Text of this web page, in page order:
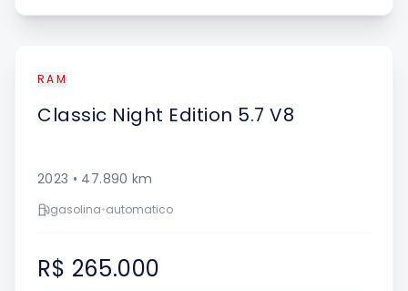
RAM
Classic Night Edition 5.7 V8
2023 • 47.890 km
gasolina•automatico
R$ 265.000